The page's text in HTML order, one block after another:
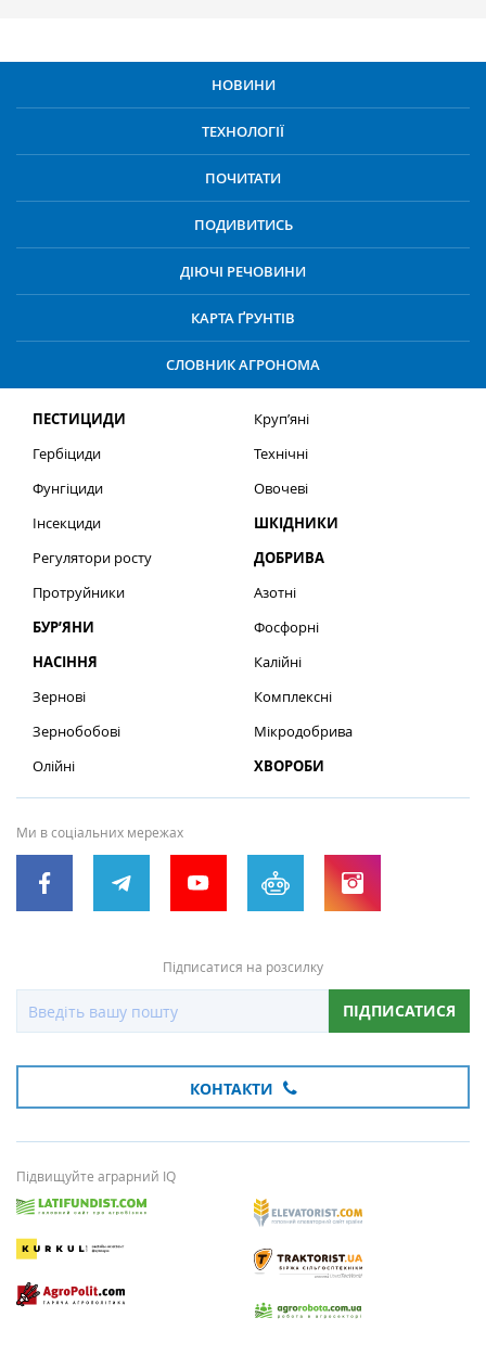
НОВИНИ
ТЕХНОЛОГІЇ
ПОЧИТАТИ
ПОДИВИТИСЬ
ДІЮЧІ РЕЧОВИНИ
КАРТА ҐРУНТІВ
СЛОВНИК АГРОНОМА
ПЕСТИЦИДИ
Гербіциди
Фунгіциди
Інсекциди
Регулятори росту
Протруйники
БУР’ЯНИ
НАСІННЯ
Зернові
Зернобобові
Олійні
Круп’яні
Технічні
Овочеві
ШКІДНИКИ
ДОБРИВА
Азотні
Фосфорні
Калійні
Комплексні
Мікродобрива
ХВОРОБИ
Ми в соціальних мережах
Підписатися на розсилку
ПІДПИСАТИСЯ
КОНТАКТИ
Підвищуйте аграрний IQ